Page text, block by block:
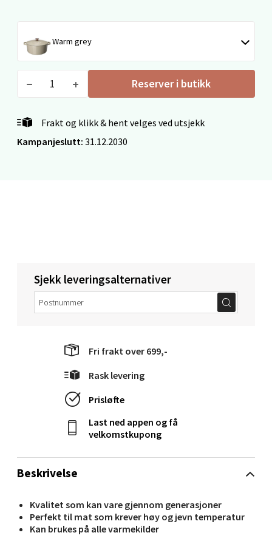
Warm grey
Reserver i butikk
Frakt og klikk & hent velges ved utsjekk
Kampanjeslutt: 31.12.2030
Beskrivelse
Kvalitet som kan vare gjennom generasjoner
Perfekt til mat som krever høy og jevn temperatur
Kan brukes på alle varmekilder
Sjekk leveringsalternativer
Fri frakt over 699,-
Rask levering
Prisløfte
Last ned appen og få
velkomstkupong
Bergen - Thon Senter Sartor
Sartorvegen 12, 5353 Straume
0 i butikk
0 i butikk
Velg
Ski - Thon Senter Ski
Ski Storsenter, Jernbanesvingen 6, 1400 Ski
Åpent i dag 10-21
0 i butikk
Sortland - Sortland Storsenter